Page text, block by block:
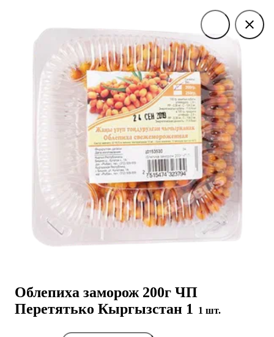
Облепиха заморож 200г ЧП
Перетятько Кыргызстан 1
1 шт.